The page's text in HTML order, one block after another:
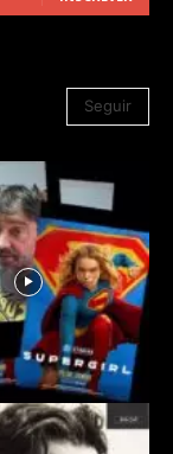
Seguir